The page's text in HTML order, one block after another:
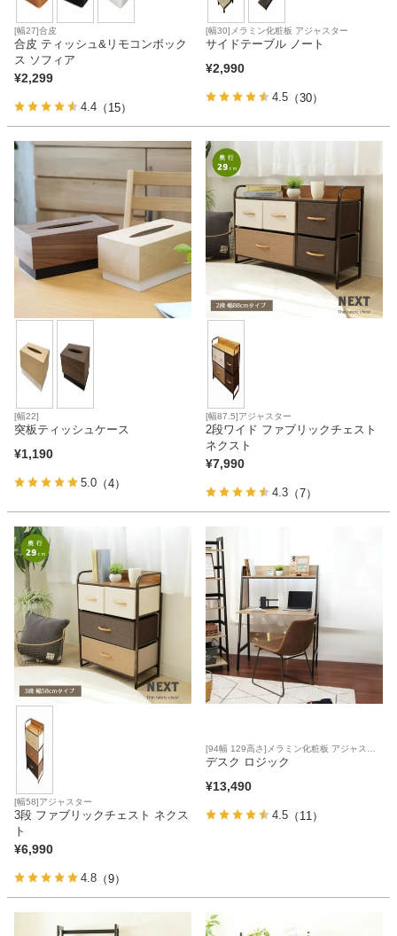
こたつ
ファブリック
カーテン
ラグ
収納用品
家電・照明器具
インテリア雑貨
[幅27]合皮
合皮 ティッシュ&リモコンボック
ス ソフィア
¥2,299
4.4 （15）
[幅30]メラミン化粧板 アジャスター
サイドテーブル ノート
¥2,990
4.5 （30）
[幅22]
突板ティッシュケース
¥1,190
5.0 （4）
[幅87.5]アジャスター
2段ワイド ファブリックチェスト
ネクスト
¥7,990
4.3 （7）
[幅58]アジャスター
3段 ファブリックチェスト ネクス
ト
¥6,990
4.8 （9）
[94幅 129高さ]メラミン化粧板 アジャスタ
ー
デスク ロジック
¥13,490
4.5 （11）